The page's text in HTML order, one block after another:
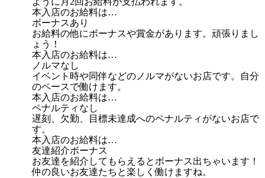
本入店のお給料は…
ボーナスあり
お給料の他にボーナスや賞金があります。頑張りまし
ょう！
本入店のお給料は…
ノルマなし
イベント時や同伴などのノルマがないお店です。自分
のペースで働けます。
本入店のお給料は…
ペナルティなし
遅刻、欠勤、目標未達成へのペナルティがないお店で
す。
本入店のお給料は…
友達紹介ボーナス
お友達を紹介してもらえるとボーナス出ちゃいます！
仲の良いお友達たちと楽しく働けますね。